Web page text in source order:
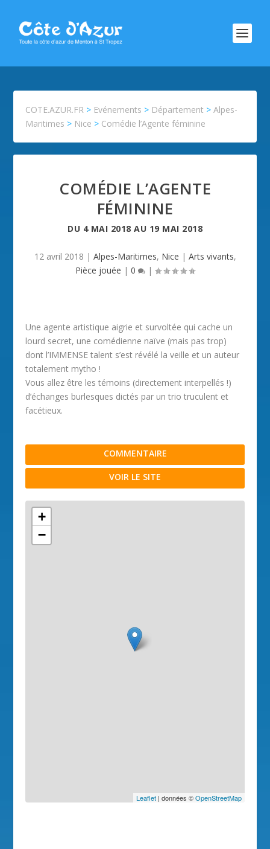
COTE.AZUR.FR > Evénements > Département >Alpes-
Maritimes > Nice > Comédie l’Agente féminine
COMÉDIE L’AGENTE
FÉMININE
DU 4 MAI 2018 AU 19 MAI 2018
12 avril 2018 | Alpes-Maritimes, Nice | Arts vivants,
Pièce jouée | 0 |
Une agente artistique aigrie et survoltée qui cache un
lourd secret, une comédienne naïve (mais pas trop)
dont l’IMMENSE talent s’est révélé la veille et un auteur
totalement mytho !
Vous allez être les témoins (directement interpellés !)
d’échanges burlesques dictés par un trio truculent et
facétieux.
COMMENTAIRE
VOIR LE SITE
+
−
Leaflet| données ©OpenStreetMap